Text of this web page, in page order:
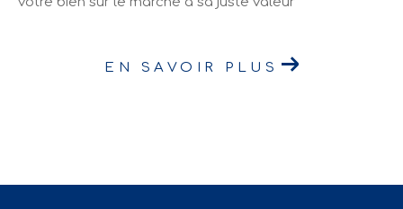
EN SAVOIR PLUS